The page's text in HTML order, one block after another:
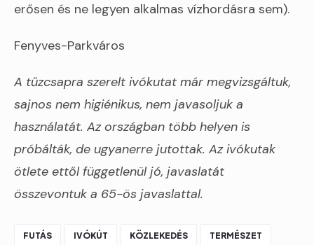
erősen és ne legyen alkalmas vízhordásra sem).
Fenyves-Parkváros
A tűzcsapra szerelt ivókutat már megvizsgáltuk,
sajnos nem higiénikus, nem javasoljuk a
használatát. Az országban több helyen is
próbálták, de ugyanerre jutottak. Az ivókutak
ötlete ettől függetlenül jó, javaslatát
összevontuk a 65-ös javaslattal.
FUTÁS IVÓKÚT KÖZLEKEDÉS TERMÉSZET